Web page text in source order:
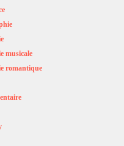
musicale
romantique